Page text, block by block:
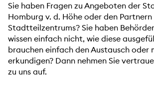
Sie haben Fragen zu Angeboten der
Homburg v. d. Höhe oder den Partnern
Stadtteilzentrums? Sie haben
wissen einfach nicht, wie diese
brauchen einfach den Austausch oder
erkundigen? Dann nehmen Sie
zu uns auf.